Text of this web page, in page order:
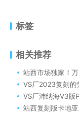
标签
相关推荐
站西市场独家！万
VS厂2023复刻的劳
VS厂沛纳海V3版
站西复刻版卡地